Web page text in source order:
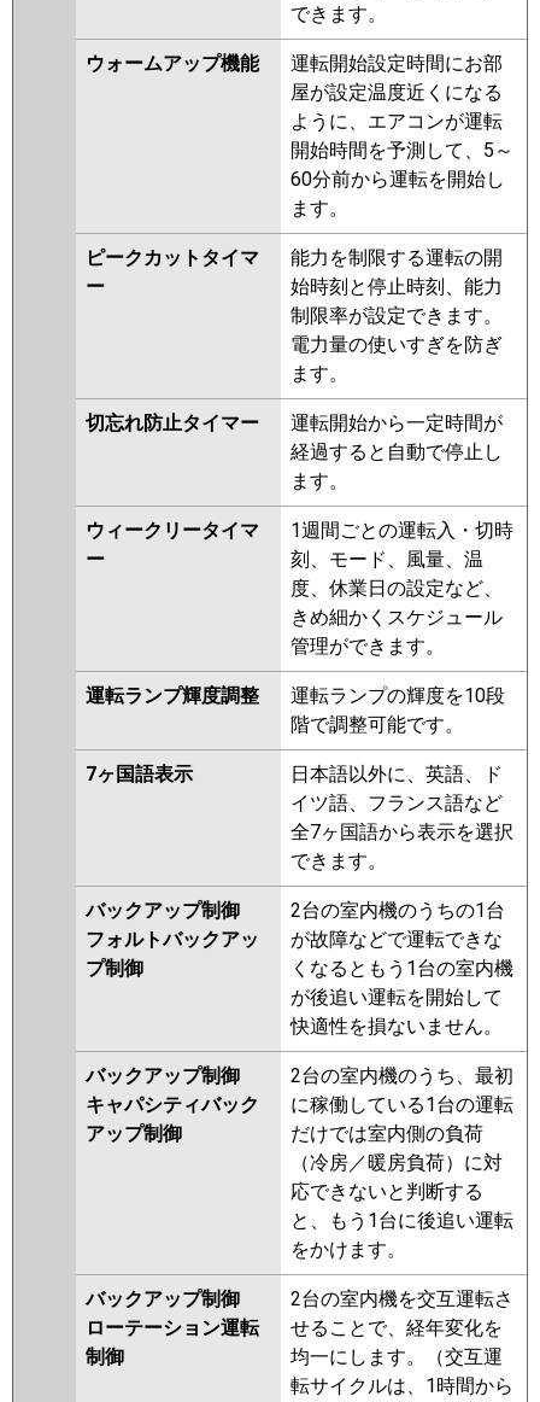
できます。
ウォームアップ機能
運転開始設定時間にお部
屋が設定温度近くになる
ように、エアコンが運転
開始時間を予測して、5～
60分前から運転を開始し
ます。
ピークカットタイマ
ー
能力を制限する運転の開
始時刻と停止時刻、能力
制限率が設定できます。
電力量の使いすぎを防ぎ
ます。
切忘れ防止タイマー
運転開始から一定時間が
経過すると自動で停止し
ます。
ウィークリータイマ
ー
1週間ごとの運転入・切時
刻、モード、風量、温
度、休業日の設定など、
きめ細かくスケジュール
管理ができます。
運転ランプ輝度調整
運転ランプの輝度を10段
階で調整可能です。
7ヶ国語表示
日本語以外に、英語、ド
イツ語、フランス語など
全7ヶ国語から表示を選択
できます。
バックアップ制御
フォルトバックアッ
プ制御
2台の室内機のうちの1台
が故障などで運転できな
くなるともう1台の室内機
が後追い運転を開始して
快適性を損ないません。
バックアップ制御
キャパシティバック
アップ制御
2台の室内機のうち、最初
に稼働している1台の運転
だけでは室内側の負荷
（冷房／暖房負荷）に対
応できないと判断する
と、もう1台に後追い運転
をかけます。
バックアップ制御
ローテーション運転
制御
2台の室内機を交互運転さ
せることで、経年変化を
均一にします。（交互運
転サイクルは、1時間から